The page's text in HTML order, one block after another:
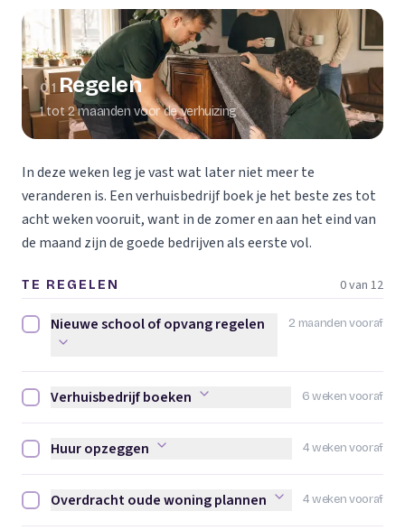
01 Regelen
1 tot 2 maanden voor de verhuizing
In deze weken leg je vast wat later niet meer te
veranderen is. Een verhuisbedrijf boek je het beste zes tot
acht weken vooruit, want in de zomer en aan het eind van
de maand zijn de goede bedrijven als eerste vol.
TE REGELEN 0 van 12
2 maanden vooraf
Nieuwe school of opvang regelen afvinken
Nieuwe school of opvang regelen
6 weken vooraf
Verhuisbedrijf boeken afvinken
Verhuisbedrijf boeken
4 weken vooraf
Huur opzeggen afvinken
Huur opzeggen
4 weken vooraf
Overdracht oude woning plannen afvinken
Overdracht oude woning plannen